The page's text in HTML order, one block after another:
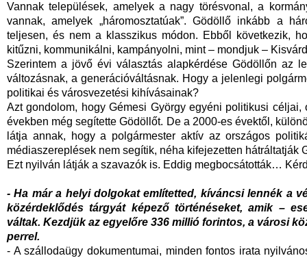
Vannak települések, amelyek a nagy törésvonal, a
vannak, amelyek „háromosztatúak”. Gödöllő inkább a
teljesen, és nem a klasszikus módon. Ebből következik,
kitűzni, kommunikálni, kampányolni, mint – mondjuk –
Szerintem a jövő évi választás alapkérdése Gödöllőn az
változásnak, a generációváltásnak. Hogy a jelenlegi
politikai és városvezetési kihívásainak?
Azt gondolom, hogy Gémesi György egyéni politikusi
években még segítette Gödöllőt. De a 2000-es évektől,
látja annak, hogy a polgármester aktív az országos
médiaszereplések nem segítik, néha kifejezetten hátráltatják
Ezt nyilván látják a szavazók is. Eddig megbocsátották…
- Ha már a helyi dolgokat említetted, kíváncsi lennék a
közérdeklődés tárgyát képező történéseket, amik –
váltak. Kezdjük az egyelőre 336 millió forintos, a városi
perrel.
- A szállodaügy dokumentumai, minden fontos irata